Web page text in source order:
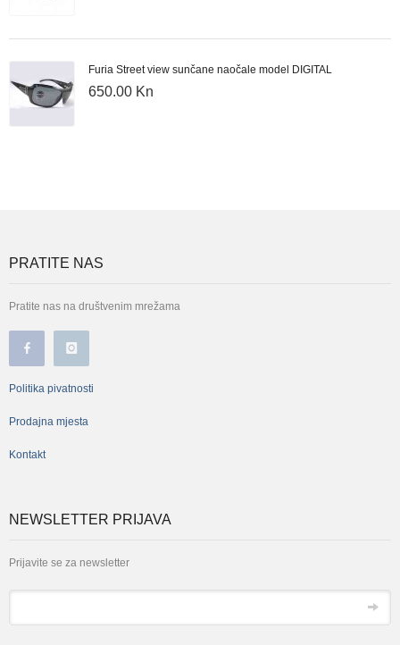
Furia Street view sunčane naočale model DIGITAL
650.00 Kn
PRATITE NAS
Pratite nas na društvenim mrežama
Politika pivatnosti
Prodajna mjesta
Kontakt
NEWSLETTER PRIJAVA
Prijavite se za newsletter